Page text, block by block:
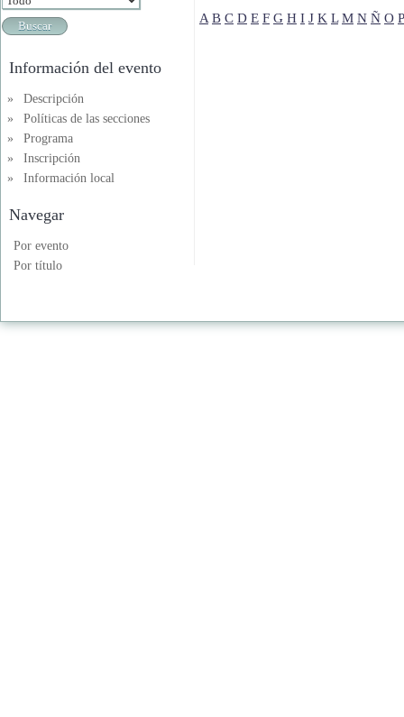
Información del evento
»
Descripción
»
Políticas de las secciones
»
Programa
»
Inscripción
»
Información local
Navegar
Por evento
Por título
A B C D E F G H I J K L M N Ñ O P